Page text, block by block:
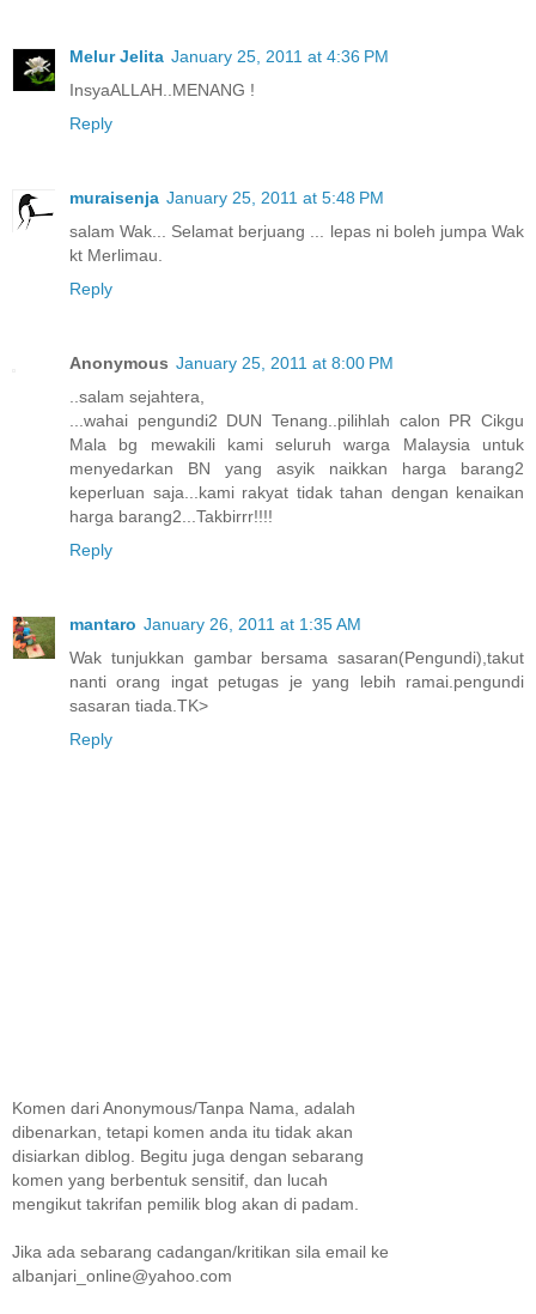
Melur Jelita January 25, 2011 at 4:36 PM
InsyaALLAH..MENANG !
Reply
muraisenja January 25, 2011 at 5:48 PM
salam Wak... Selamat berjuang ... lepas ni boleh jumpa Wak
kt Merlimau.
Reply
Anonymous January 25, 2011 at 8:00 PM
..salam sejahtera,
...wahai pengundi2 DUN Tenang..pilihlah calon PR Cikgu
Mala bg mewakili kami seluruh warga Malaysia untuk
menyedarkan BN yang asyik naikkan harga barang2
keperluan saja...kami rakyat tidak tahan dengan kenaikan
harga barang2...Takbirrr!!!!
Reply
mantaro January 26, 2011 at 1:35 AM
Wak tunjukkan gambar bersama sasaran(Pengundi),takut
nanti orang ingat petugas je yang lebih ramai.pengundi
sasaran tiada.TK>
Reply
Komen dari Anonymous/Tanpa Nama, adalah
dibenarkan, tetapi komen anda itu tidak akan
disiarkan diblog. Begitu juga dengan sebarang
komen yang berbentuk sensitif, dan lucah
mengikut takrifan pemilik blog akan di padam.
Jika ada sebarang cadangan/kritikan sila email ke
albanjari_online@yahoo.com